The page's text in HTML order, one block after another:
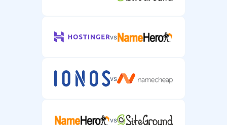
vs
vs
vs